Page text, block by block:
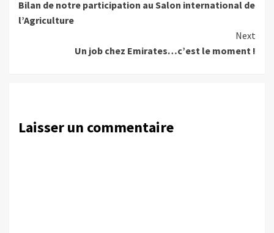
Reading
Bilan de notre participation au Salon international de
l’Agriculture
Next
Un job chez Emirates…c’est le moment !
Laisser un commentaire